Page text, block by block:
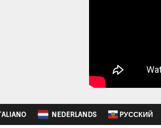
NEDERLANDS PУССКИЙ